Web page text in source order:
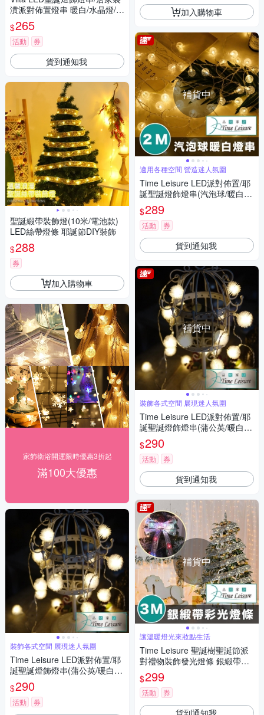
潢派對佈置燈串 暖白/水晶燈/4
M
$265
活動 券
貨到通知我
聖誕緞帶裝飾燈(10米/電池款)
LED絲帶燈條 耶誕節DIY裝飾
$288
券
加入購物車
家飾衛浴開運限時優惠3折起
滿100大優惠
裝飾各式空間 展現迷人氛圍
Time Leisure LED派對佈置/耶
誕聖誕燈飾燈串(蒲公英/暖白/2.
5M)
$290
活動 券
加入購物車
補貨中
適用各種空間 營造迷人氛圍
Time Leisure LED派對佈置/耶
誕聖誕燈飾燈串(汽泡球/暖白/2
M)
$289
活動 券
貨到通知我
補貨中
裝飾各式空間 展現迷人氛圍
Time Leisure LED派對佈置/耶
誕聖誕燈飾燈串(蒲公英/暖白/2.
5M)
$290
活動 券
貨到通知我
補貨中
讓溫暖燈光來妝點生活
Time Leisure 聖誕樹聖誕節派
對禮物裝飾發光燈條 銀緞帶彩
光/3M
$299
活動 券
貨到通知我